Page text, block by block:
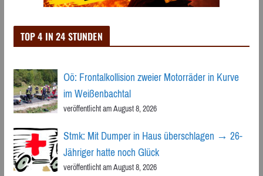
TOP 4 IN 24 STUNDEN
Oö: Frontalkollision zweier Motorräder in Kurve
im Weißenbachtal
veröffentlicht am August 8, 2026
Stmk: Mit Dumper in Haus überschlagen → 26-
Jähriger hatte noch Glück
veröffentlicht am August 8, 2026